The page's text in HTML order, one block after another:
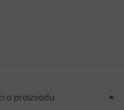
o proizvodu